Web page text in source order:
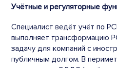
Учётные и регуляторные
Специалист ведёт учёт по
выполняет трансформацию
задачу для компаний с
публичным долгом. В